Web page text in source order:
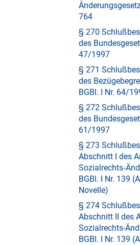
764
§ 270
des
47/1997
§ 271
des
BGBl. I Nr. 64/
§ 272
des
61/1997
§ 273
Abschnitt I des
BGBl. I Nr. 139
Novelle)
§ 274
Abschnitt II des
Sozialrechts-
BGBl. I Nr. 139